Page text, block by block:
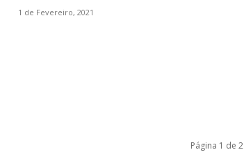
1 de Fevereiro, 2021
Página 1 de 2